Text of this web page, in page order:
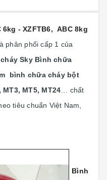
- XZFTB6, ABC 8kg
phân phối cấp 1 của
Sky Bình chữa
bình chữa cháy bột
MT5, MT24 … chất
tiêu chuẩn Việt Nam,
Bình